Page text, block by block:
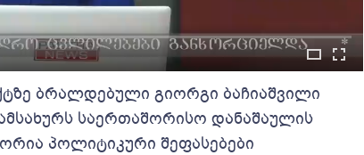
ბრალდებული გიორგი ბაჩიაშვილი
საერთაშორისო დანაშაულის
პოლიტიკური შეფასებები